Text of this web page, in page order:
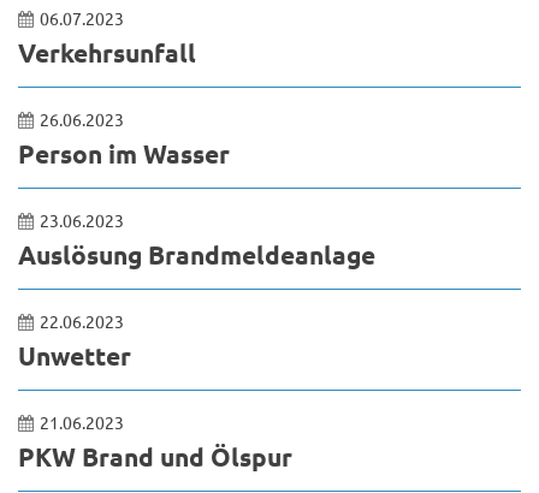
06.07.2023
Verkehrsunfall
26.06.2023
Person im Wasser
23.06.2023
Auslösung Brandmeldeanlage
22.06.2023
Unwetter
21.06.2023
PKW Brand und Ölspur